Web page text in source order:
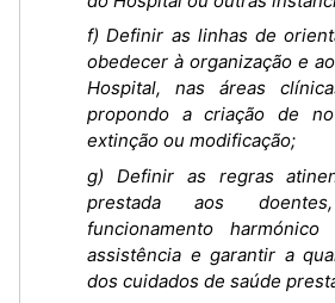
f) Definir as linhas de
obedecer à organização e
Hospital, nas áreas
propondo a criação de
extinção ou modificação;
g) Definir as regras
prestada aos
funcionamento
assistência e garantir a
dos cuidados de saúde